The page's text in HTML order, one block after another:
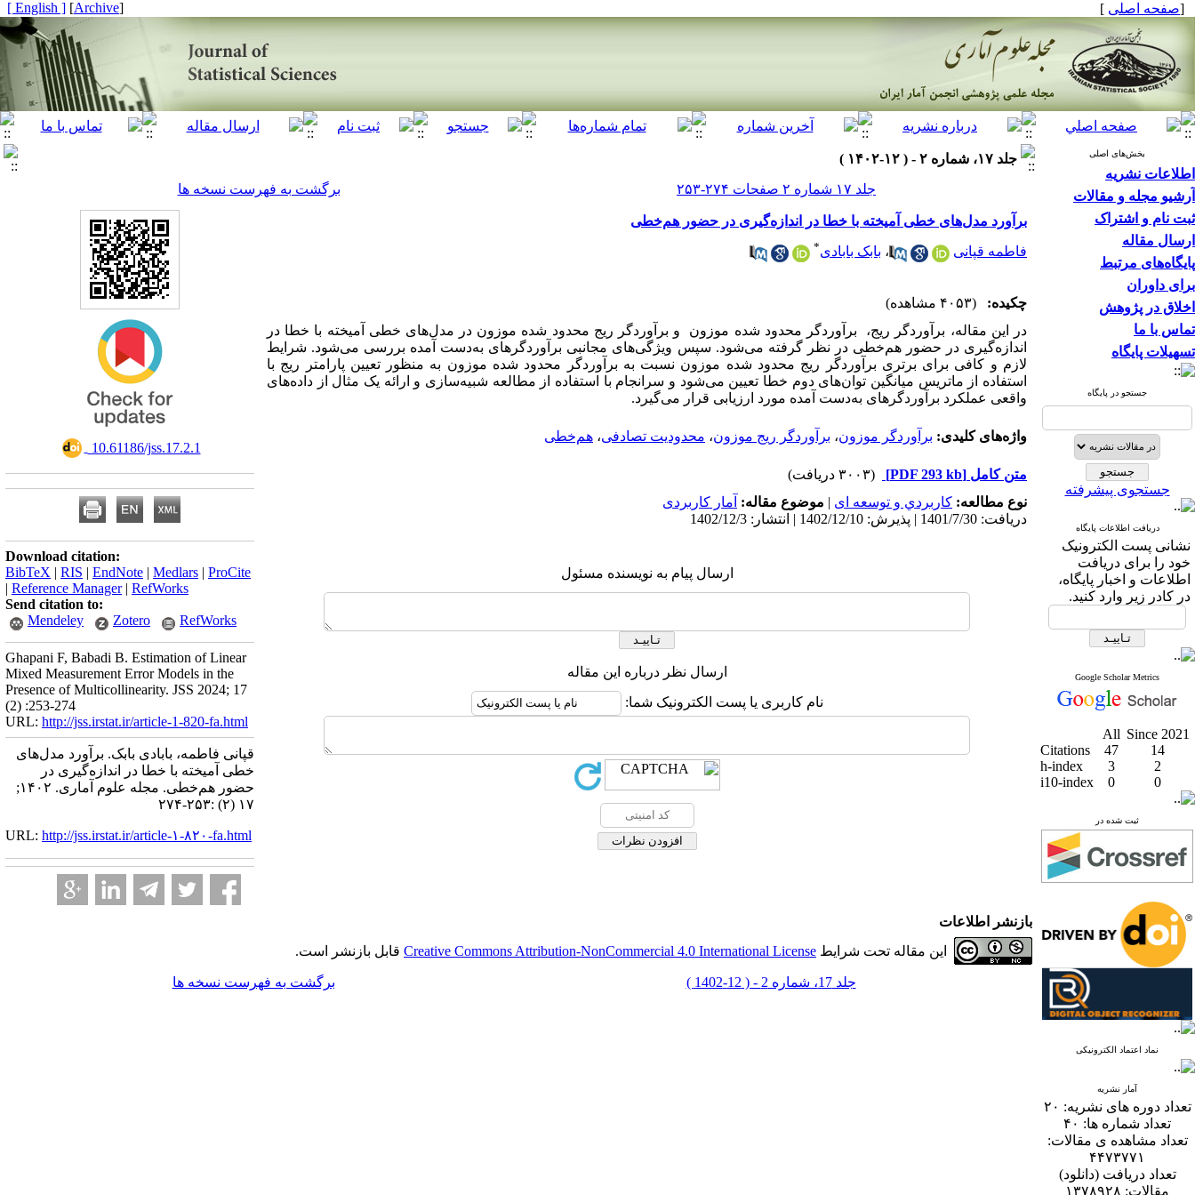
[صفحه اصلی ]
[
Archive
]
[ English ]
بخش‌های اصلی
اطلاعات نشریه
آرشیو مجله و مقالات
ثبت نام و اشتراک
ارسال مقاله
پایگاه‌های مرتبط
برای داوران
اخلاق در پژوهش
تماس با ما
تسهیلات پایگاه
جستجو در پایگاه
جستجوی پیشرفته
دریافت اطلاعات پایگاه
نشانی پست الکترونیک
خود را برای دریافت
اطلاعات و اخبار پایگاه،
در کادر زیر وارد کنید.
Google Scholar Metrics
All Since 2021
Citations
47
14
h-index
3
2
i10-index
0 0
ثبت شده در
نماد اعتماد الکترونیکی
آمار نشریه
تعداد دوره های نشریه: ۲۰
تعداد شماره ها: ۴۰
تعداد مشاهده ی مقالات:
۴۴۷۳۷۷۱
تعداد دریافت (دانلود)
مقالات: ۱۳۷۸۹۲۸
جلد ۱۷، شماره ۲ - ( ۱۲-۱۴۰۲ )
جلد ۱۷ شماره ۲ صفحات ۲۷۴-۲۵۳
برگشت به فهرست نسخه ها
برآورد مدل‌های خطی آمیخته با خطا در اندازه‌گیری در حضور هم‌خطی
فاطمه قپانی ، بابک بابادی*
چکیده:
(۴۰۵۳ مشاهده)
در این مقاله، برآوردگر ریج، برآوردگر محدود شده موزون و برآوردگر ریج محدود شده موزون در مدل‌های خطی آمیخته با خطا در
اندازه‌گیری در حضور هم‌خطی در نظر گرفته می‌شود. سپس ویژگی‌های مجانبی برآوردگرهای به‌دست آمده بررسی می‌شود. شرایط
لازم و کافی برای برتری برآوردگر ریج محدود شده موزون نسبت به برآوردگر محدود شده موزون به منظور تعیین پارامتر ریج با
استفاده از ماتریس میانگین توان‌های دوم خطا تعیین می‌شود و سرانجام با استفاده از مطالعه شبیه‌سازی و ارائه یک مثال از داده‌های
واقعی عملکرد برآوردگرهای به‌دست آمده مورد ارزیابی قرار می‌گیرد.
واژه‌های کلیدی: برآوردگر موزون، برآوردگر ریج موزون، محدودیت تصادفی، هم‌خطی
متن کامل [PDF 293 kb]
(۳۰۰۳ دریافت)
نوع مطالعه: كاربردي و توسعه ای | موضوع مقاله: آمار کاربردی
دریافت: 1401/7/30 | پذیرش: 1402/12/10 | انتشار: 1402/12/3
ارسال پیام به نویسنده مسئول
ارسال نظر درباره این مقاله
نام کاربری یا پست الکترونیک شما:
‎ 10.61186/jss.17.2.1
Download citation:
BibTeX | RIS | EndNote | Medlars | ProCite
| Reference Manager| RefWorks
Send citation to:
Mendeley
Zotero RefWorks
Ghapani F, Babadi B. Estimation of Linear
Mixed Measurement Error Models in the
Presence of Multicollinearity. JSS 2024; 17
(2) :253-274
URL: http://jss.irstat.ir/article-1-820-fa.html
قپانی فاطمه، بابادی بابک. برآورد مدل‌های
خطی آمیخته با خطا در اندازه‌گیری در
حضور هم‌خطی. مجله علوم آماری. ۱۴۰۲;
۱۷ (۲) :۲۵۳-۲۷۴
URL: http://jss.irstat.ir/article-۱-۸۲۰-fa.html
بازنشر اطلاعات
این مقاله تحت شرایط Creative Commons Attribution-NonCommercial 4.0 International License قابل بازنشر است.
جلد 17، شماره 2 - ( 12-1402 ) برگشت به فهرست نسخه ها